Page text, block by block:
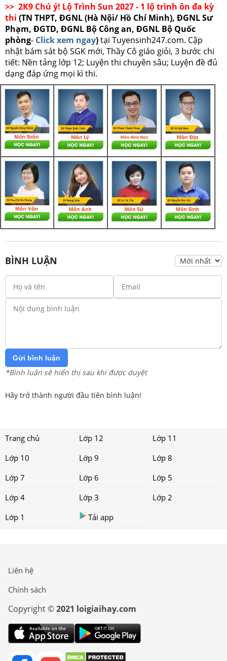
>> 2K9 Chú ý! Lộ Trình Sun 2027 - 1 lộ trình ôn đa kỳ
thi (TN THPT, ĐGNL (Hà Nội/ Hồ Chí Minh), ĐGNL Sư
Phạm, ĐGTD, ĐGNL Bộ Công an, ĐGNL Bộ Quốc
phòng- Click xem ngay)tại Tuyensinh247.com. Cập
nhật bám sát bộ SGK mới, Thầy Cô giáo giỏi, 3 bước chi
tiết: Nền tảng lớp 12; Luyện thi chuyên sâu; Luyện đề đủ
dạng đáp ứng mọi kì thi.
BÌNH LUẬN
Gửi bình luận
*Bình luận sẽ hiển thị sau khi được duyệt
Hãy trở thành người đầu tiên bình luận!
Trang chủ Lớp 12
Lớp 11
Lớp 10
Lớp 9
Lớp 8
Lớp 7
Lớp 6
Lớp 5
Lớp 4
Lớp 3
Lớp 2
Lớp 1
Tải app
Liên hệ
Chính sách
Copyright ©2021 loigiaihay.com